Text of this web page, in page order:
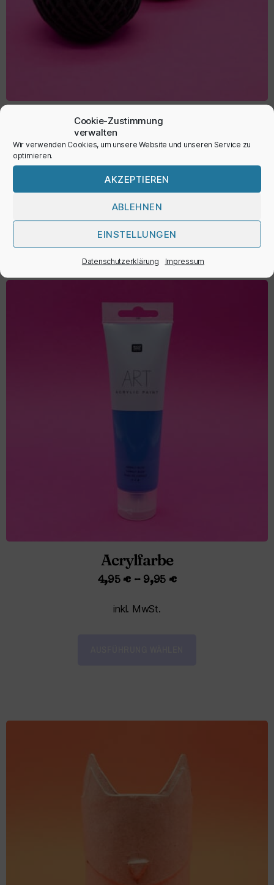
Cookie-Zustimmung
verwalten
Wir verwenden Cookies, um unsere Website und unseren Service zu
optimieren.
AKZEPTIEREN
ABLEHNEN
EINSTELLUNGEN
Datenschutzerklärung Impressum
Papierschnur
1,95€
inkl. MwSt.
AUSFÜHRUNG WÄHLEN
Acrylfarbe
4,95€– 9,95 €
inkl. MwSt.